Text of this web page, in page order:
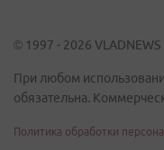
© 1997 - 2026 VLADNEWS
При любом
обязательна.
Политика обработки